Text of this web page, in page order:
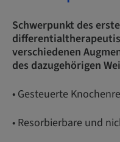
Schwerpunkt des
verschiedenen
des dazugehörigen
• Gesteuerte
• Resorbierbare und